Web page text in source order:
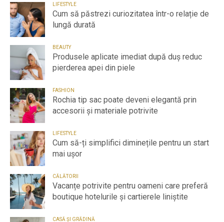
LIFESTYLE
Cum să păstrezi curiozitatea într-o relație de
lungă durată
BEAUTY
Produsele aplicate imediat după duș reduc
pierderea apei din piele
FASHION
Rochia tip sac poate deveni elegantă prin
accesorii și materiale potrivite
LIFESTYLE
Cum să-ți simplifici diminețile pentru un start
mai ușor
CĂLĂTORII
Vacanțe potrivite pentru oameni care preferă
boutique hotelurile și cartierele liniștite
CASĂ ȘI GRĂDINĂ